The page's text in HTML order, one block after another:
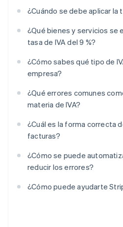
¿Cuándo se debe aplicar la
¿Qué bienes y servicios se
tasa de IVA del 9 %?
¿Cómo sabes qué tipo de
empresa?
¿Qué errores comunes
materia de IVA?
¿Cuál es la forma correcta
facturas?
¿Cómo se puede
reducir los errores?
¿Cómo puede ayudarte